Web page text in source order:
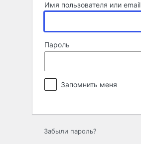
Имя пользователя или email
Пароль
Запомнить меня
Забыли пароль?